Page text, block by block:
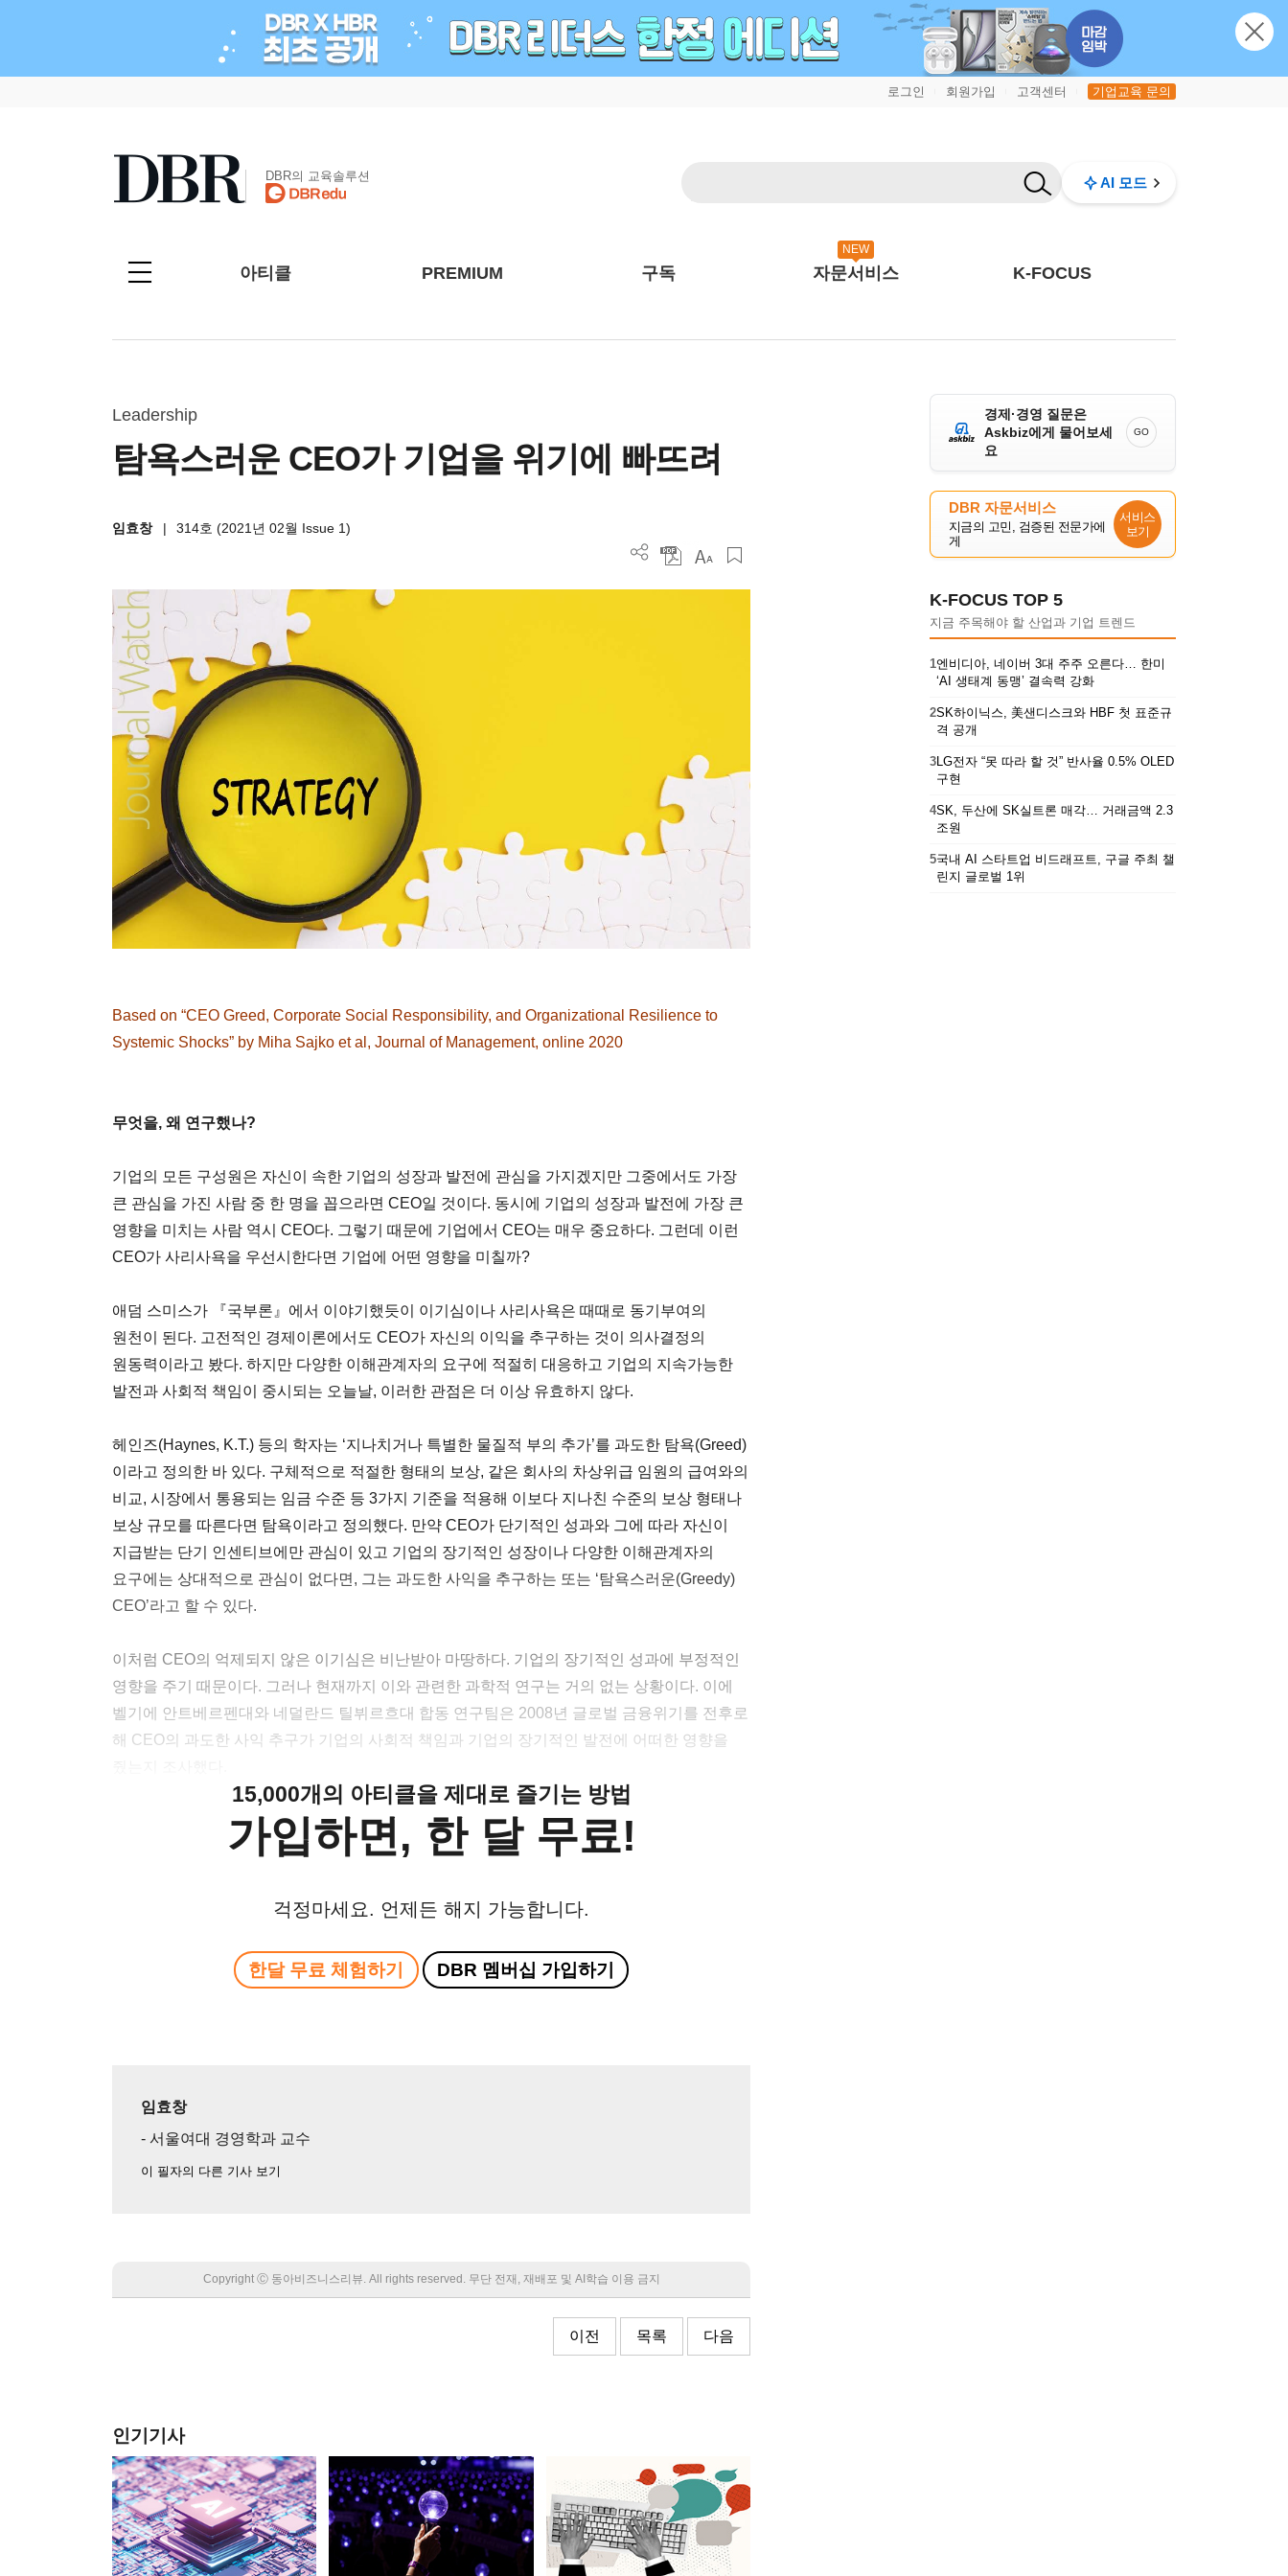
로그인 회원가입 고객센터 기업교육 문의
DBR의 교육솔루션 AI 모드
아티클 PREMIUM 구독
NEW
자문서비스 K-FOCUS
Leadership
탐욕스러운 CEO가 기업을 위기에 빠뜨려
임효창 | 314호 (2021년 02월 Issue 1)
Based on “CEO Greed, Corporate Social Responsibility, and Organizational Resilience to
Systemic Shocks” by Miha Sajko et al, Journal of Management, online 2020
무엇을, 왜 연구했나?
기업의 모든 구성원은 자신이 속한 기업의 성장과 발전에 관심을 가지겠지만 그중에서도 가장
큰 관심을 가진 사람 중 한 명을 꼽으라면 CEO일 것이다. 동시에 기업의 성장과 발전에 가장 큰
영향을 미치는 사람 역시 CEO다. 그렇기 때문에 기업에서 CEO는 매우 중요하다. 그런데 이런
CEO가 사리사욕을 우선시한다면 기업에 어떤 영향을 미칠까?
애덤 스미스가 『국부론』에서 이야기했듯이 이기심이나 사리사욕은 때때로 동기부여의
원천이 된다. 고전적인 경제이론에서도 CEO가 자신의 이익을 추구하는 것이 의사결정의
원동력이라고 봤다. 하지만 다양한 이해관계자의 요구에 적절히 대응하고 기업의 지속가능한
발전과 사회적 책임이 중시되는 오늘날, 이러한 관점은 더 이상 유효하지 않다.
헤인즈(Haynes, K.T.) 등의 학자는 ‘지나치거나 특별한 물질적 부의 추가’를 과도한 탐욕(Greed)
이라고 정의한 바 있다. 구체적으로 적절한 형태의 보상, 같은 회사의 차상위급 임원의 급여와의
비교, 시장에서 통용되는 임금 수준 등 3가지 기준을 적용해 이보다 지나친 수준의 보상 형태나
보상 규모를 따른다면 탐욕이라고 정의했다. 만약 CEO가 단기적인 성과와 그에 따라 자신이
지급받는 단기 인센티브에만 관심이 있고 기업의 장기적인 성장이나 다양한 이해관계자의
요구에는 상대적으로 관심이 없다면, 그는 과도한 사익을 추구하는 또는 ‘탐욕스러운(Greedy)
CEO’라고 할 수 있다.
이처럼 CEO의 억제되지 않은 이기심은 비난받아 마땅하다. 기업의 장기적인 성과에 부정적인
영향을 주기 때문이다. 그러나 현재까지 이와 관련한 과학적 연구는 거의 없는 상황이다. 이에
벨기에 안트베르펜대와 네덜란드 틸뷔르흐대 합동 연구팀은 2008년 글로벌 금융위기를 전후로
해 CEO의 과도한 사익 추구가 기업의 사회적 책임과 기업의 장기적인 발전에 어떠한 영향을
15,000개의 아티클을 제대로 즐기는 방법
가입하면, 한 달 무료!
걱정마세요. 언제든 해지 가능합니다.
한달 무료 체험하기 DBR 멤버십 가입하기
임효창
- 서울여대 경영학과 교수
이 필자의 다른 기사 보기
Copyright Ⓒ 동아비즈니스리뷰. All rights reserved. 무단 전재, 재배포 및 AI학습 이용 금지
이전 목록 다음
인기기사
경제·경영 질문은
Askbiz에게 물어보세
요
GO
DBR 자문서비스
지금의 고민, 검증된 전문가에
게
서비스
보기
K-FOCUS TOP 5
지금 주목해야 할 산업과 기업 트렌드
1엔비디아, 네이버 3대 주주 오른다… 한미
‘AI 생태계 동맹’ 결속력 강화
2SK하이닉스, 美샌디스크와 HBF 첫 표준규
격 공개
3LG전자 “못 따라 할 것” 반사율 0.5% OLED
구현
4SK, 두산에 SK실트론 매각… 거래금액 2.3
조원
5국내 AI 스타트업 비드래프트, 구글 주최 챌
린지 글로벌 1위